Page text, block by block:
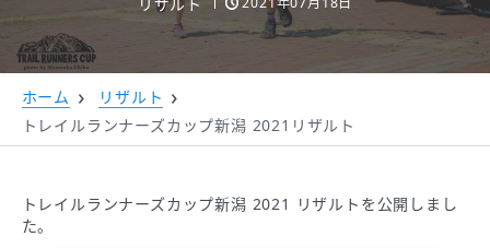
ホーム
リザルト
トレイルランナーズカップ新潟 2021リザルト
トレイルランナーズカップ新潟 2021 リザルトを公開しまし
た。